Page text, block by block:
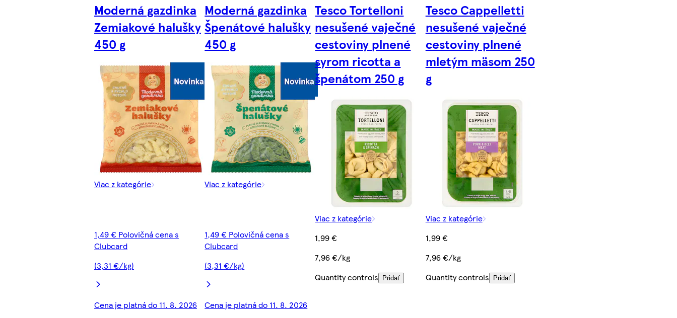
Moderná gazdinka
Zemiakové halušky
450 g
Viac z kategórie
1,49 € Polovičná cena s
Clubcard
(3,31 €/kg)
Cena je platná do 11. 8. 2026
Moderná gazdinka
Špenátové halušky
450 g
Viac z kategórie
1,49 € Polovičná cena s
Clubcard
(3,31 €/kg)
Cena je platná do 11. 8. 2026
Tesco Tortelloni
nesušené vaječné
cestoviny plnené
syrom ricotta a
špenátom 250 g
Viac z kategórie
1,99 €
7,96 €/kg
Quantity controls Pridať
Tesco Cappelletti
nesušené vaječné
cestoviny plnené
mletým mäsom 250
g
Viac z kategórie
1,99 €
7,96 €/kg
Quantity controls
Pridať